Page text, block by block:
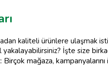
kaliteli ürünlere ulaşmak
yakalayabilirsiniz? İşte size
Birçok mağaza,